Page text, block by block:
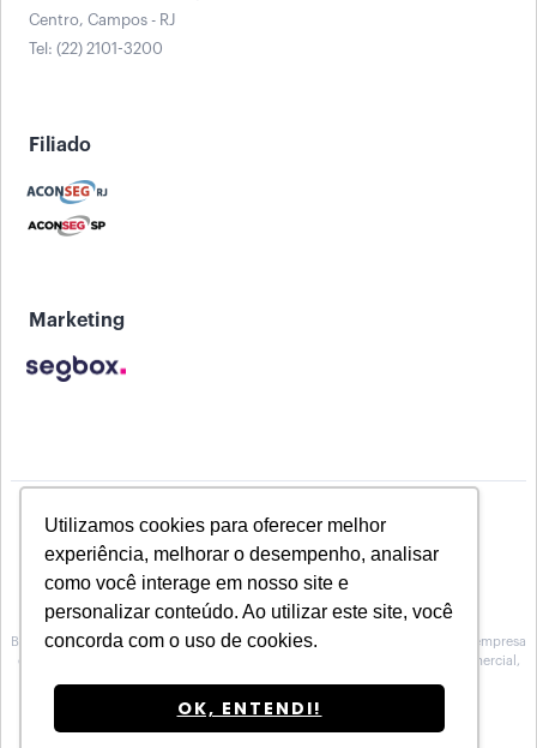
Utilizamos cookies para oferecer melhor
experiência, melhorar o desempenho, analisar
como você interage em nosso site e
personalizar conteúdo. Ao utilizar este site, você
concorda com o uso de cookies.
OK, ENTENDI!
Centro, Campos - RJ
Tel: (22) 2101-3200
Filiado
Marketing
Baeta Assessoria de Seguros inscrita na Susep sob o Nº 10.0100188, é uma empresa
especializada na prestação de serviços de Assessoria, no atendimento comercial,
Segbox